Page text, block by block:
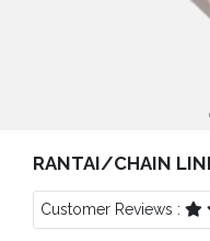
RANTAI/CHAIN
Customer Reviews :